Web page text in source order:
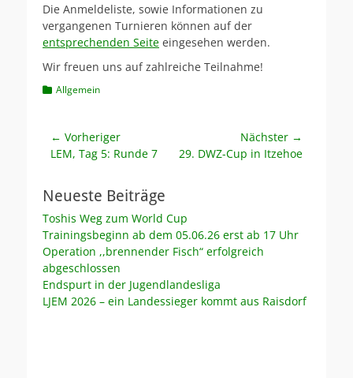
Die Anmeldeliste, sowie Informationen zu
vergangenen Turnieren können auf der
entsprechenden Seite eingesehen werden.
Wir freuen uns auf zahlreiche Teilnahme!
Kategorien
Allgemein
Beitragsnavigation
← Vorheriger
Vorheriger
LEM, Tag 5: Runde 7
Nächster →
Nächster
29. DWZ-Cup in Itzehoe
Neueste Beiträge
Toshis Weg zum World Cup
Trainingsbeginn ab dem 05.06.26 erst ab 17 Uhr
Operation ,,brennender Fisch“ erfolgreich
abgeschlossen
Endspurt in der Jugendlandesliga
LJEM 2026 – ein Landessieger kommt aus Raisdorf